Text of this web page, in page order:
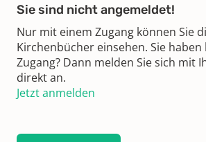
Sie sind nicht angemeldet!
Nur mit einem Zugang können Sie
Kirchenbücher einsehen. Sie
Zugang? Dann melden Sie sich mit
direkt an.
Jetzt anmelden